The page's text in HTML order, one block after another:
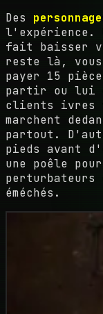
Des
l'expérience.
fait baisser
reste là,
payer 15
partir ou lui
clients ivres
marchent
partout.
pieds avant
une poêle
éméchés.